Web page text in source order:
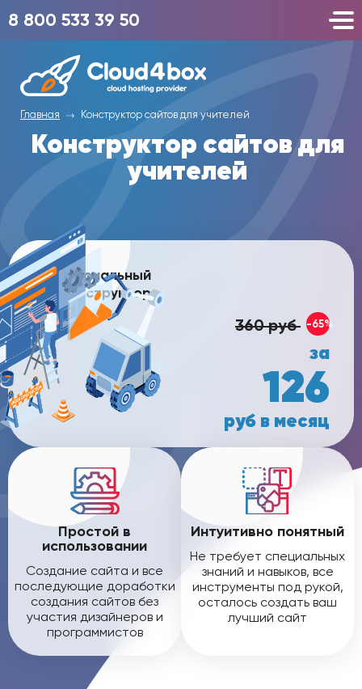
8 800 533 39 50
Главная Конструктор сайтов для учителей
Конструктор сайтов для
учителей
Профессиональный
конструктор
360 руб -65%
за
126
руб в месяц
Простой в
использовании
Создание сайта и все
последующие доработки
создания сайтов без
участия дизайнеров и
программистов
Интуитивно понятный
Не требует специальных
знаний и навыков, все
инструменты под рукой,
осталось создать ваш
лучший сайт